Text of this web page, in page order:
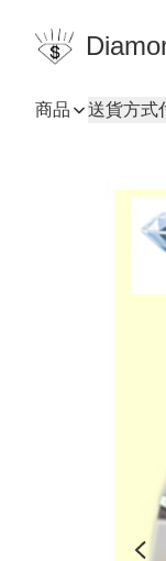
商品 送貨方式